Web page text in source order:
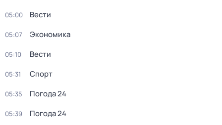
05:00 Вести
05:07 Экономика
05:10 Вести
05:31 Спорт
05:35 Погода 24
05:39 Погода 24